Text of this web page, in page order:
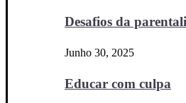
Desafios da
Junho 30, 2025
Educar com culpa